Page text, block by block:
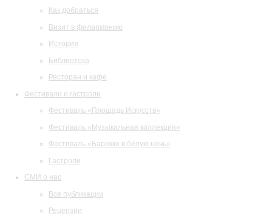
Как добраться
Визит в филармонию
История
Библиотека
Ресторан и кафе
Фестивали и гастроли
Фестиваль «Площадь Искусств»
Фестиваль «Музыкальная коллекция»
Фестиваль «Барокко в белую ночь»
Гастроли
СМИ о нас
Все публикации
Рецензии